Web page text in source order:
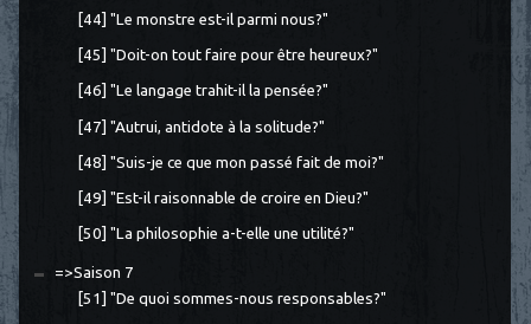
[44] "Le monstre est-il parmi nous?"
[45] "Doit-on tout faire pour être heureux?"
[46] "Le langage trahit-il la pensée?"
[47] "Autrui, antidote à la solitude?"
[48] "Suis-je ce que mon passé fait de moi?"
[49] "Est-il raisonnable de croire en Dieu?"
[50] "La philosophie a-t-elle une utilité?"
=>Saison 7
[51] "De quoi sommes-nous responsables?"